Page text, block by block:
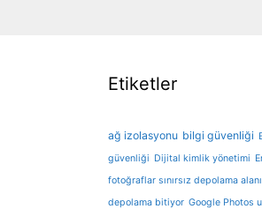
Etiketler
ağ izolasyonu bilgi güvenliği
güvenliği Dijital kimlik yönetimi
fotoğraflar sınırsız depolama alanı
depolama bitiyor Google Photos